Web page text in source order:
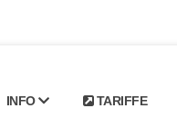
INFO TARIFFE